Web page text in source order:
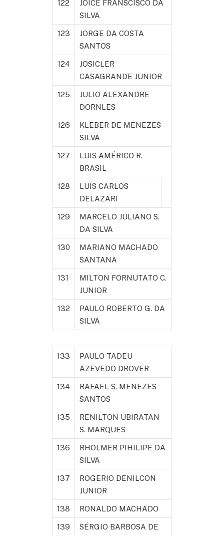
122
JOICE FRANSCISCO DA
SILVA
123
JORGE DA COSTA
SANTOS
124
JOSICLER
CASAGRANDE JUNIOR
125
JULIO ALEXANDRE
DORNLES
126
KLEBER DE MENEZES
SILVA
127
LUIS AMÉRICO R.
BRASIL
128
LUIS CARLOS
DELAZARI
129
MARCELO JULIANO S.
DA SILVA
130
MARIANO MACHADO
SANTANA
131
MILTON FORNUTATO C.
JUNIOR
132
PAULO ROBERTO G. DA
SILVA
133
PAULO TADEU
AZEVEDO DROVER
134
RAFAEL S. MENEZES
SANTOS
135
RENILTON UBIRATAN
S. MARQUES
136
RHOLMER PIHILIPE DA
SILVA
137
ROGERIO DENILCON
JUNIOR
138 RONALDO MACHADO
139
SÉRGIO BARBOSA DE